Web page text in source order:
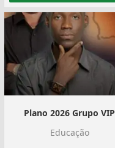
Plano 2026 Grupo VIP️
Educação